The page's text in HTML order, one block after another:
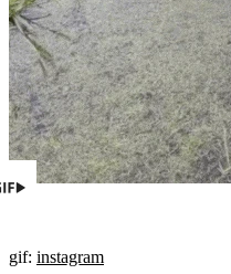
gif: instagram